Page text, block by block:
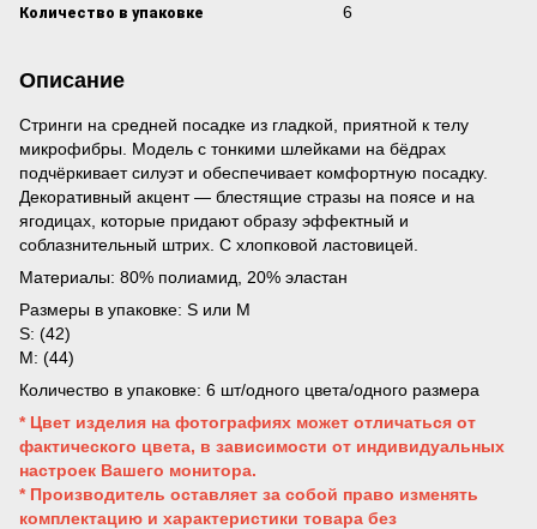
Количество в упаковке 6
Описание
Стринги на средней посадке из гладкой, приятной к телу
микрофибры. Модель с тонкими шлейками на бёдрах
подчёркивает силуэт и обеспечивает комфортную посадку.
Декоративный акцент — блестящие стразы на поясе и на
ягодицах, которые придают образу эффектный и
соблазнительный штрих. С хлопковой ластовицей.
Материалы: 80% полиамид, 20% эластан
Размеры в упаковке: S или M
S: (42)
M: (44)
Количество в упаковке: 6 шт/одного цвета/одного размера
* Цвет изделия на фотографиях может отличаться от
фактического цвета, в зависимости от индивидуальных
настроек Вашего монитора.
* Производитель оставляет за собой право изменять
комплектацию и характеристики товара без